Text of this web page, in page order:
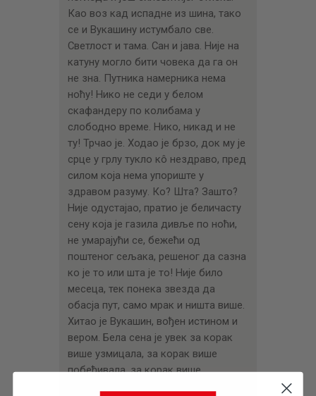
Као воз кад испадне из шина, тако
се и Вукашину истумбало све.
Светлост и тама. Сан и јава. Није на
катуну могло бити човека да га он
не зна. Путника намерника нема
ноћу! Нико не седи у белом
скафандеру по колибама у
слободно време. Нико, никад и не
ту! Трчао је. Ходао је брзо, док му је
срце у грлу тукло кô нездраво, пред
силом која нема упориште у
здравом разуму. Ко? Шта? Зашто?
Није одустајао, пратио је беличасту
сену која је газила дивље по ноћи,
не умарајући се, бежећи од
поштеног сељака, решеног да сазна
ко је то или шта је то! Није било
месеца, тек понека звезда да
обасја пут, само мрак и ништа више.
Хитао је Вукашин, вођен истином и
вером. Бела сена је увек за корак
више узмицала, за корак више
побеђивала, за корак више